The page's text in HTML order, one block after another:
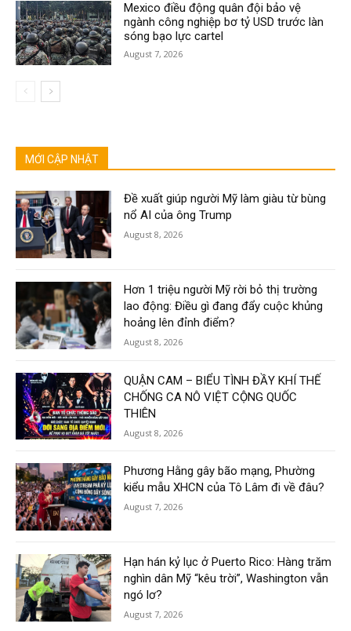
Mexico điều động quân đội bảo vệ
ngành công nghiệp bơ tỷ USD trước làn
sóng bạo lực cartel
August 7, 2026
MỚI CẬP NHẬT
Đề xuất giúp người Mỹ làm giàu từ bùng
nổ AI của ông Trump
August 8, 2026
Hơn 1 triệu người Mỹ rời bỏ thị trường
lao động: Điều gì đang đẩy cuộc khủng
hoảng lên đỉnh điểm?
August 8, 2026
QUẬN CAM – BIỂU TÌNH ĐẦY KHÍ THẾ
CHỐNG CA NÔ VIỆT CỘNG QUỐC
THIÊN
August 8, 2026
Phương Hằng gây bão mạng, Phường
kiểu mẫu XHCN của Tô Lâm đi về đâu?
August 7, 2026
Hạn hán kỷ lục ở Puerto Rico: Hàng trăm
nghìn dân Mỹ “kêu trời”, Washington vẫn
ngó lơ?
August 7, 2026